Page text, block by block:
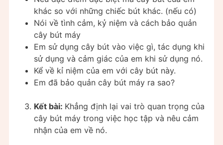
khác so với những chiếc bút khác. (nếu có)
Nói về tình cảm, kỷ niệm và cách bảo quản
cây bút máy
Em sử dụng cây bút vào việc gì, tác dụng khi
sử dụng và cảm giác của em khi sử dụng nó.
Kể về kỉ niệm của em với cây bút này.
Em đã bảo quản cây bút máy ra sao?
Kết bài: Khẳng định lại vai trò quan trọng của
cây bút máy trong việc học tập và nêu cảm
nhận của em về nó.